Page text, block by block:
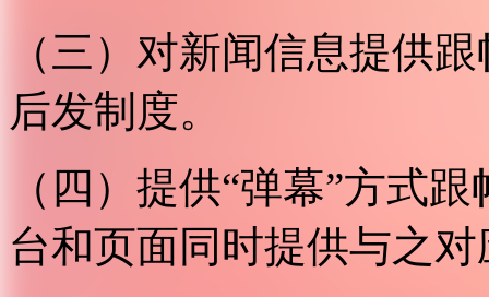
（三）对新闻信息提供
后发制度。
（四）提供“弹幕”方式
台和页面同时提供与之